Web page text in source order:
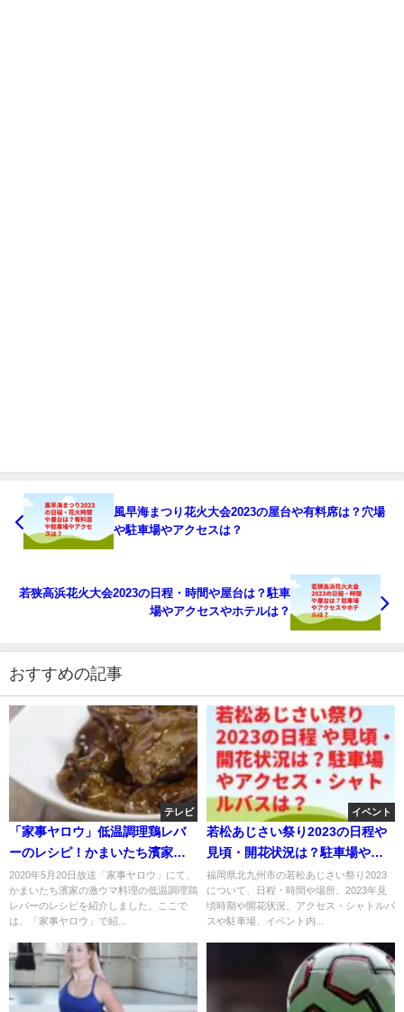
風早海まつり花火大会2023の屋台や有料席は？穴場
や駐車場やアクセスは？
若狭高浜花火大会2023の日程・時間や屋台は？駐車
場やアクセスやホテルは？
おすすめの記事
テレビ
「家事ヤロウ」低温調理鶏レバ
ーのレシピ！かまいたち濱家激
ウマ料理！
2020年5月20日放送「家事ヤロウ」にて、
かまいたち濱家の激ウマ料理の低温調理鶏
レバーのレシピを紹介しました。ここで
は、「家事ヤロウ」で紹...
イベント
若松あじさい祭り2023の日程や
見頃・開花状況は？駐車場やア
クセス・シャトルバスは？
福岡県北九州市の若松あじさい祭り2023
について、日程・時間や場所、2023年見
頃時期や開花状況、アクセス・シャトルバ
スや駐車場、イベント内...